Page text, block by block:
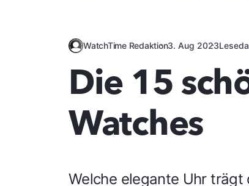
WatchTime Redaktion3. Aug 2023
Die 15
Watches
Welche elegante Uhr trägt